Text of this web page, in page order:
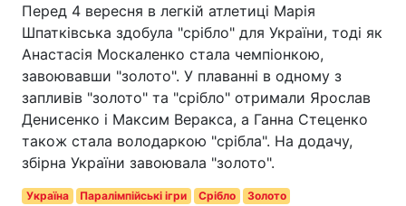
Перед 4 вересня в легкій атлетиці Марія
Шпатківська здобула "срібло" для України, тоді як
Анастасія Москаленко стала чемпіонкою,
завоювавши "золото". У плаванні в одному з
запливів "золото" та "срібло" отримали Ярослав
Денисенко і Максим Веракса, а Ганна Стеценко
також стала володаркою "срібла". На додачу,
збірна України завоювала "золото".
Україна Паралімпійські ігри Срібло
Золото